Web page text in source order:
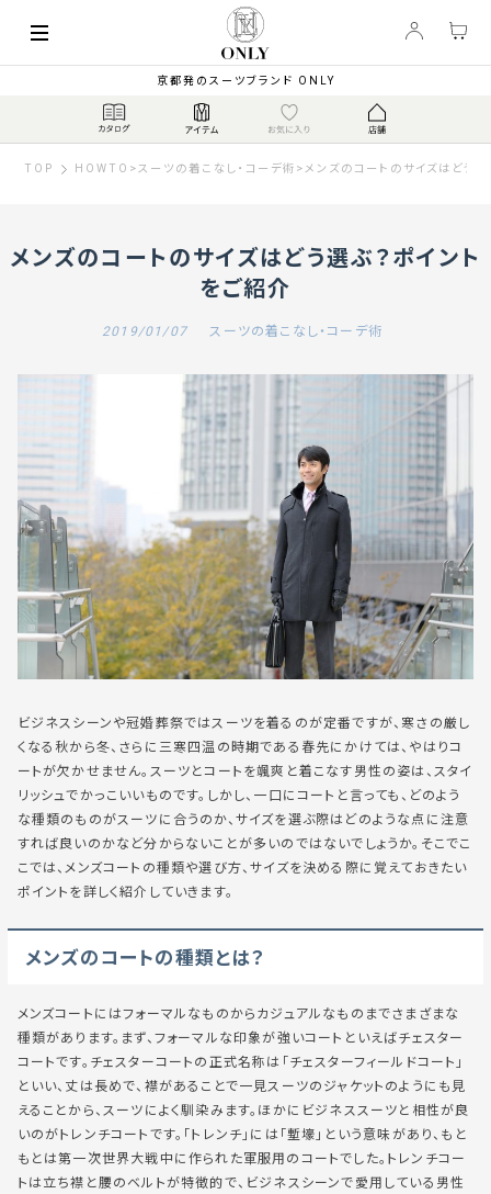
京都発のスーツブランド ONLY
TOP HOWTO >スーツの着こなし・コーデ術 >メンズのコートのサイズはどう
メンズのコートのサイズはどう選ぶ？ポイント
をご紹介
2019/01/07 スーツの着こなし・コーデ術
ビジネスシーンや冠婚葬祭ではスーツを着るのが定番ですが、寒さの厳し
くなる秋から冬、さらに三寒四温の時期である春先にかけては、やはりコ
ートが欠かせません。スーツとコートを颯爽と着こなす男性の姿は、スタイ
リッシュでかっこいいものです。しかし、一口にコートと言っても、どのよう
な種類のものがスーツに合うのか、サイズを選ぶ際はどのような点に注意
すれば良いのかなど分からないことが多いのではないでしょうか。そこでこ
こでは、メンズコートの種類や選び方、サイズを決める際に覚えておきたい
ポイントを詳しく紹介していきます。
メンズのコートの種類とは？
メンズコートにはフォーマルなものからカジュアルなものまでさまざまな
種類があります。まず、フォーマルな印象が強いコートといえばチェスター
コートです。チェスターコートの正式名称は「チェスターフィールドコート」
といい、丈は長めで、襟があることで一見スーツのジャケットのようにも見
えることから、スーツによく馴染みます。ほかにビジネススーツと相性が良
いのがトレンチコートです。「トレンチ」には「塹壕」という意味があり、もと
もとは第一次世界大戦中に作られた軍服用のコートでした。トレンチコー
トは立ち襟と腰のベルトが特徴的で、ビジネスシーンで愛用している男性